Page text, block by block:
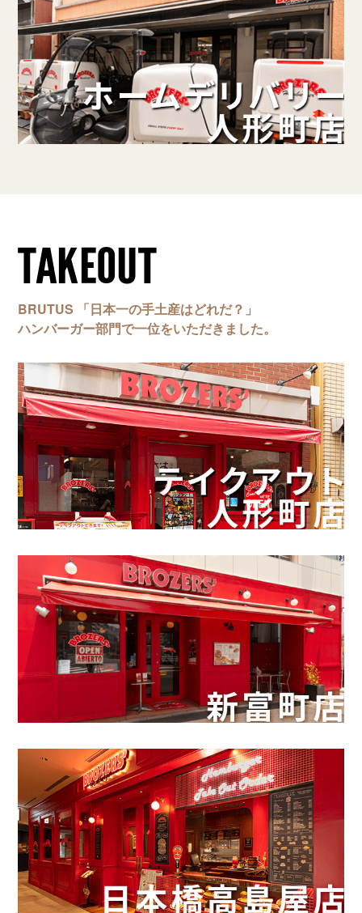
TAKEOUT
BRUTUS 「日本一の手土産はどれだ？」
ハンバーガー部門で一位をいただきました。